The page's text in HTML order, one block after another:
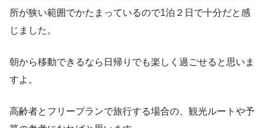
所が狭い範囲でかたまっているので1泊２日で十分だと感
じました。
朝から移動できるなら日帰りでも楽しく過ごせると思いま
すよ。
高齢者とフリープランで旅行する場合の、観光ルートや予